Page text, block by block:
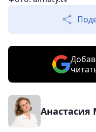
Анастасия